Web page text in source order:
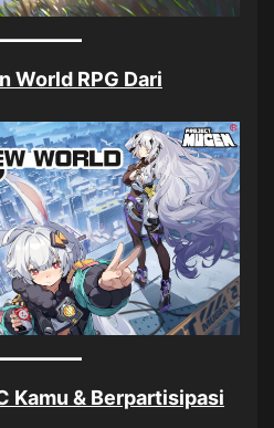
World RPG Dari
Kamu & Berpartisipasi